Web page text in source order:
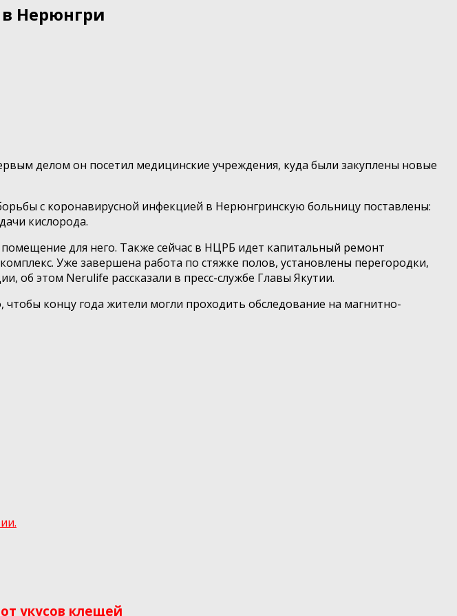
Нерюнгри
делом он посетил медицинские учреждения, куда были закуплены новые
с коронавирусной инфекцией в Нерюнгринскую больницу поставлены:
кислорода.
для него. Также сейчас в НЦРБ идет капитальный ремонт
Уже завершена работа по стяжке полов, установлены перегородки,
об этом Nerulife рассказали в пресс-службе Главы Якутии.
концу года жители могли проходить обследование на магнитно-
укусов клещей